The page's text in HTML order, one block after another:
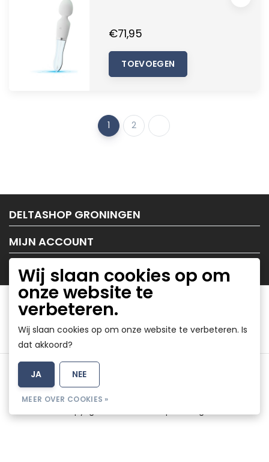
€71,95
TOEVOEGEN
1 2
DELTASHOP GRONINGEN
MIJN ACCOUNT
KLANTENSERVICE
Algemene voorwaarden
Sitemap
Wij slaan cookies op om
onze website te
verbeteren.
Wij slaan cookies op om onze website te verbeteren. Is
dat akkoord?
JA NEE
MEER OVER COOKIES »